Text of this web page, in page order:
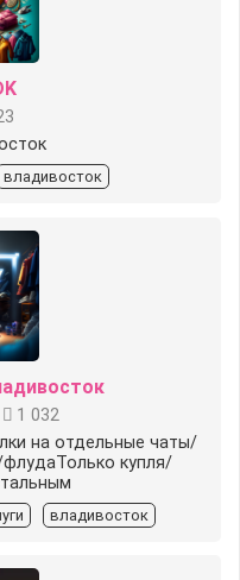
владивосток
1 032
на отдельные чаты/
флудаТолько купля/
владивосток